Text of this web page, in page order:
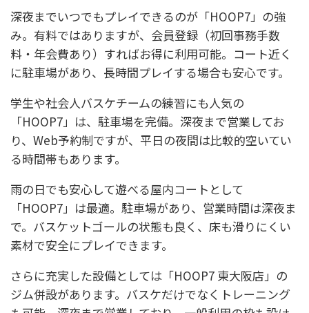
深夜までいつでもプレイできるのが「HOOP7」の強
み。有料ではありますが、会員登録（初回事務手数
料・年会費あり）すればお得に利用可能。コート近く
に駐車場があり、長時間プレイする場合も安心です。
学生や社会人バスケチームの練習にも人気の
「HOOP7」は、駐車場を完備。深夜まで営業してお
り、Web予約制ですが、平日の夜間は比較的空いてい
る時間帯もあります。
雨の日でも安心して遊べる屋内コートとして
「HOOP7」は最適。駐車場があり、営業時間は深夜ま
で。バスケットゴールの状態も良く、床も滑りにくい
素材で安全にプレイできます。
さらに充実した設備としては「HOOP7 東大阪店」の
ジム併設があります。バスケだけでなくトレーニング